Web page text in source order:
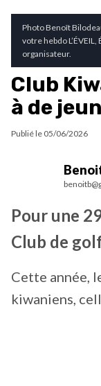
Photo Benoît
votre hebdo
organisateur.
Club
à de
Publié le 05/06/2026
Pour une
Club de
Cette année,
kiwaniens,